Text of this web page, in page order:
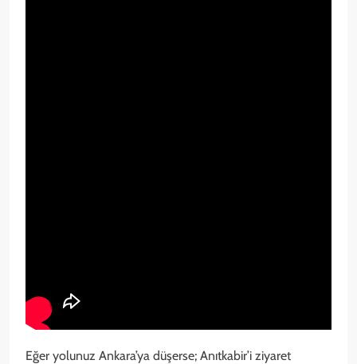
Eğer yolunuz Ankara’ya düşerse; Anıtkabir’i ziyaret